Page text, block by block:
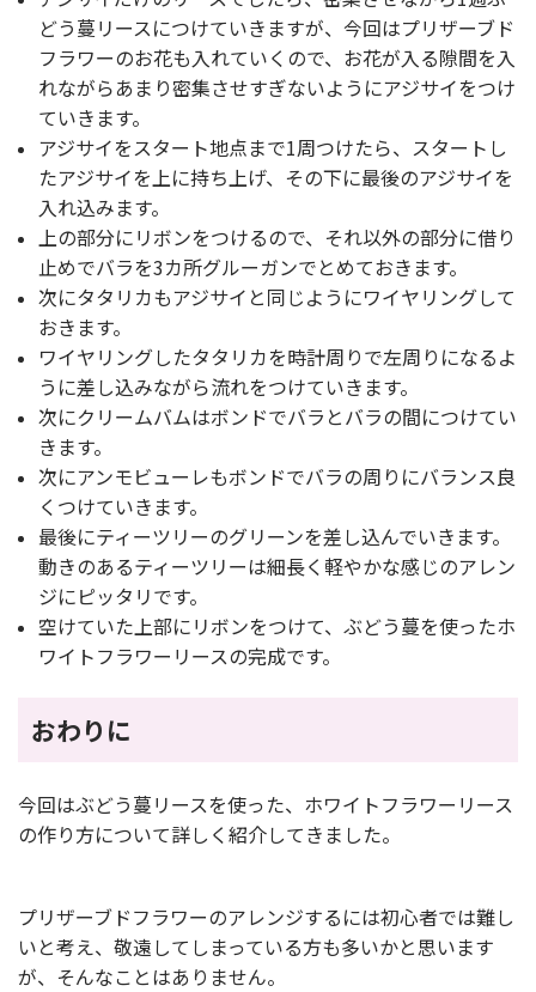
どう蔓リースにつけていきますが、今回はプリザーブド
フラワーのお花も入れていくので、お花が入る隙間を入
れながらあまり密集させすぎないようにアジサイをつけ
ていきます。
アジサイをスタート地点まで1周つけたら、スタートし
たアジサイを上に持ち上げ、その下に最後のアジサイを
入れ込みます。
上の部分にリボンをつけるので、それ以外の部分に借り
止めでバラを3カ所グルーガンでとめておきます。
次にタタリカもアジサイと同じようにワイヤリングして
おきます。
ワイヤリングしたタタリカを時計周りで左周りになるよ
うに差し込みながら流れをつけていきます。
次にクリームバムはボンドでバラとバラの間につけてい
きます。
次にアンモビューレもボンドでバラの周りにバランス良
くつけていきます。
最後にティーツリーのグリーンを差し込んでいきます。
動きのあるティーツリーは細長く軽やかな感じのアレン
ジにピッタリです。
空けていた上部にリボンをつけて、ぶどう蔓を使ったホ
ワイトフラワーリースの完成です。
おわりに
今回はぶどう蔓リースを使った、ホワイトフラワーリース
の作り方について詳しく紹介してきました。
プリザーブドフラワーのアレンジするには初心者では難し
いと考え、敬遠してしまっている方も多いかと思います
が、そんなことはありません。